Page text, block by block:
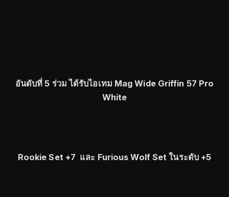
อันดับที่ 5 ร่วม ได้รับไอเทม Mag Wide Griffin 57 Pro
White
Rookie Set +7 และ Furious Wolf Set ในระดับ +5